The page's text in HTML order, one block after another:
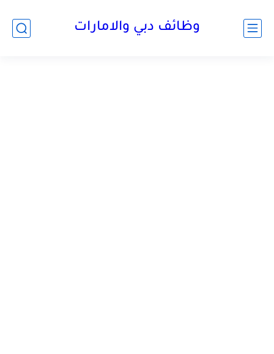
وظائف دبي والامارات